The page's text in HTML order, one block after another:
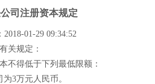
司注册资本规定
01-29 09:34:52
规定：
得低于下列最低限额：
3万元人民币。